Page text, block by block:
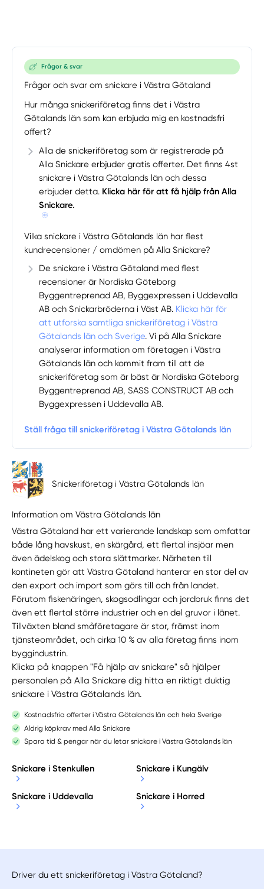
Frågor & svar
Frågor och svar om snickare i Västra Götaland
Hur många snickeriföretag finns det i Västra
Götalands län som kan erbjuda mig en kostnadsfri
offert?
Alla de snickeriföretag som är registrerade på
Alla Snickare erbjuder gratis offerter. Det finns 4st
snickare i Västra Götalands län och dessa
erbjuder detta. Klicka här för att få hjälp från Alla
Snickare.
Vilka snickare i Västra Götalands län har flest
kundrecensioner / omdömen på Alla Snickare?
De snickare i Västra Götaland med flest
recensioner är Nordiska Göteborg
Byggentreprenad AB, Byggexpressen i Uddevalla
AB och Snickarbröderna i Väst AB. Klicka här för
att utforska samtliga snickeriföretag i Västra
Götalands län och Sverige. Vi på Alla Snickare
analyserar information om företagen i Västra
Götalands län och kommit fram till att de
snickeriföretag som är bäst är Nordiska Göteborg
Byggentreprenad AB, SASS CONSTRUCT AB och
Byggexpressen i Uddevalla AB.
Ställ fråga till snickeriföretag i Västra Götalands län
Snickeriföretag i Västra Götalands län
Information om Västra Götalands län
Västra Götaland har ett varierande landskap som omfattar
både lång havskust, en skärgård, ett flertal insjöar men
även ädelskog och stora slättmarker. Närheten till
kontineten gör att Västra Götaland hanterar en stor del av
den export och import som görs till och från landet.
Förutom fiskenäringen, skogsodlingar och jordbruk finns det
även ett flertal större industrier och en del gruvor i länet.
Tillväxten bland småföretagare är stor, främst inom
tjänsteområdet, och cirka 10 % av alla företag finns inom
byggindustrin.
Klicka på knappen "Få hjälp av snickare" så hjälper
personalen på Alla Snickare dig hitta en riktigt duktig
snickare i Västra Götalands län.
Kostnadsfria offerter i Västra Götalands län och hela Sverige
Aldrig köpkrav med Alla Snickare
Spara tid & pengar när du letar snickare i Västra Götalands län
Snickare i Stenkullen Snickare i Kungälv
Snickare i Uddevalla Snickare i Horred
Driver du ett snickeriföretag i Västra Götaland?